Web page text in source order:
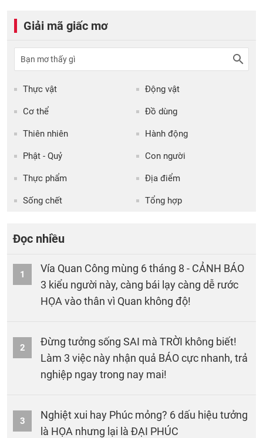
Giải mã giấc mơ
Thực vật Động vật
Cơ thể Đồ dùng
Thiên nhiên Hành động
Phật - Quỷ Con người
Thực phẩm Địa điểm
Sống chết Tổng hợp
Đọc nhiều
1
Vía Quan Công mùng 6 tháng 8 - CẢNH BÁO
3 kiểu người này, càng bái lạy càng dễ rước
HỌA vào thân vì Quan không độ!
2
Đừng tưởng sống SAI mà TRỜI không biết!
Làm 3 việc này nhận quả BÁO cực nhanh, trả
nghiệp ngay trong nay mai!
3
Nghiệt xui hay Phúc mỏng? 6 dấu hiệu tưởng
là HỌA nhưng lại là ĐẠI PHÚC